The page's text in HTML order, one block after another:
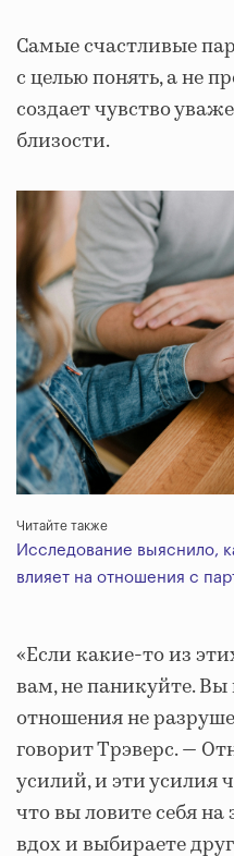
Самые счастливые
с целью понять, а не
создает чувство
близости.
Читайте также
Исследование выяснило,
влияет на отношения с
«Если какие-то из
вам, не паникуйте.
отношения не
говорит Трэверс. —
усилий, и эти усилия
что вы ловите себя на
вдох и выбираете